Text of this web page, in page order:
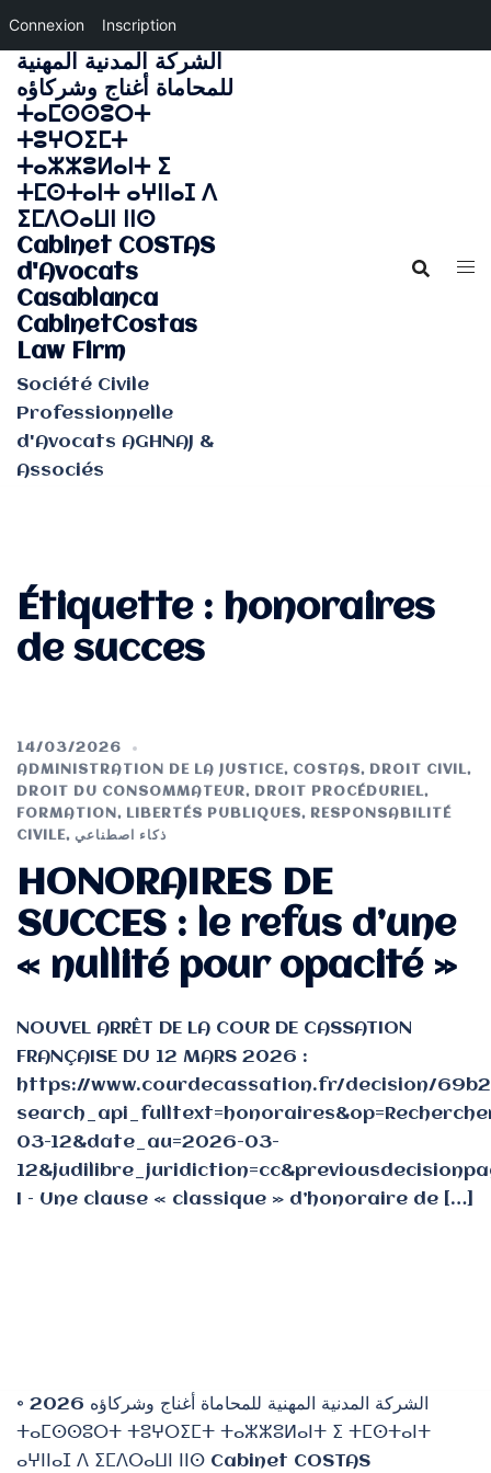
Connexion Inscription
Aller
au
contenu
الشركة المدنية المهنية
للمحاماة أغناج وشركاؤه
ⵜⴰⵎⵙⵙⵓⵔⵜ
ⵜⵓⵖⵔⵉⵎⵜ
ⵜⴰⵣⵣⵓⵍⴰⵏⵜ ⵉ
ⵜⵎⵙⵜⴰⵏⵜ ⴰⵖⵏⵏⴰⵊ ⴷ
ⵉⵎⴷⵔⴰⵡⵏ ⵏⵏⵙ
Cabinet COSTAS
d'Avocats
Casablanca
CabinetCostas
Law Firm
Société Civile
Professionnelle
d'Avocats AGHNAJ &
Associés
Étiquette : honoraires
de succes
14/03/2026
ADMINISTRATION DE LA JUSTICE, COSTAS, DROIT CIVIL,
DROIT DU CONSOMMATEUR, DROIT PROCÉDURIEL,
FORMATION , LIBERTÉS PUBLIQUES,
RESPONSABILITÉ
CIVILE, ذكاء اصطناعي
HONORAIRES DE
SUCCES : le refus d’une
« nullité pour opacité »
NOUVEL ARRÊT DE LA COUR DE CASSATION
FRANÇAISE DU 12 MARS 2026 :
https://www.courdecassation.fr/decision/
03-12&date_au=2026-03-
I – Une clause « classique » d’honoraire de […]
© 2026 الشركة المدنية المهنية للمحاماة أغناج وشركاؤه
ⵜⴰⵎⵙⵙⵓⵔⵜ ⵜⵓⵖⵔⵉⵎⵜ ⵜⴰⵣⵣⵓⵍⴰⵏⵜ ⵉ ⵜⵎⵙⵜⴰⵏⵜ
ⴰⵖⵏⵏⴰⵊ ⴷ ⵉⵎⴷⵔⴰⵡⵏ ⵏⵏⵙ Cabinet COSTAS